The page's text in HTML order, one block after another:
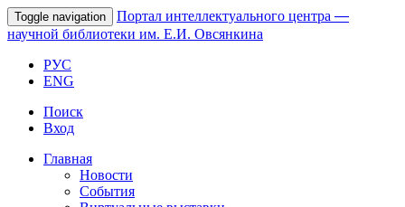
Toggle navigation Портал интеллектуального центра —
научной библиотеки им. Е.И. Овсянкина
РУС
ENG
Поиск
Вход
Главная
Новости
События